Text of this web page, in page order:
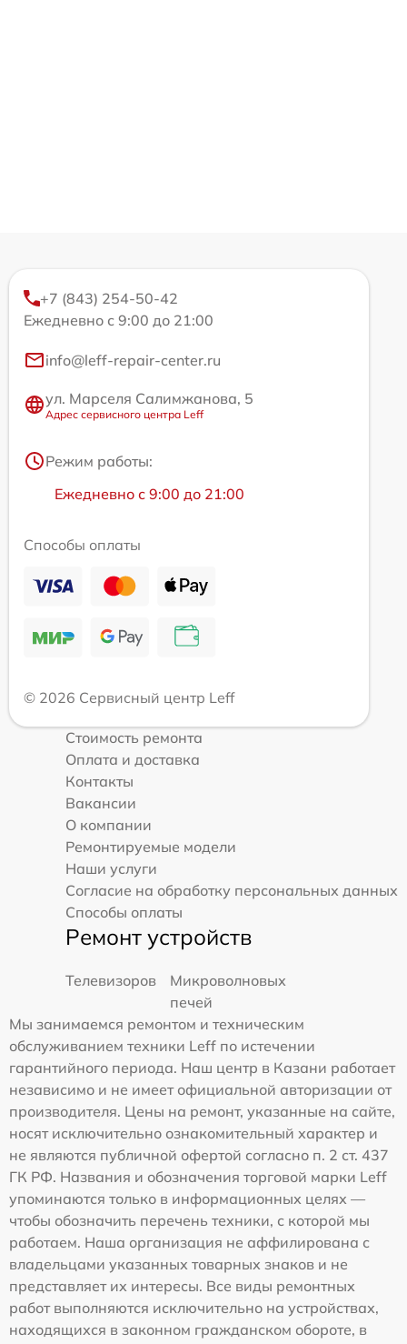
+7 (843) 254-50-42
Ежедневно с 9:00 до 21:00
info@leff-repair-center.ru
ул. Марселя Салимжанова, 5
Адрес сервисного центра Leff
Режим работы:
Ежедневно с 9:00 до 21:00
Способы оплаты
© 2026 Сервисный центр Leff
Стоимость ремонта
Оплата и доставка
Контакты
Вакансии
О компании
Ремонтируемые модели
Наши услуги
Согласие на обработку персональных данных
Способы оплаты
Ремонт устройств
Телевизоров
Микроволновых
печей
Мы занимаемся ремонтом и техническим
обслуживанием техники Leff по истечении
гарантийного периода. Наш центр в Казани работает
независимо и не имеет официальной авторизации от
производителя. Цены на ремонт, указанные на сайте,
носят исключительно ознакомительный характер и
не являются публичной офертой согласно п. 2 ст. 437
ГК РФ. Названия и обозначения торговой марки Leff
упоминаются только в информационных целях —
чтобы обозначить перечень техники, с которой мы
работаем. Наша организация не аффилирована с
владельцами указанных товарных знаков и не
представляет их интересы. Все виды ремонтных
работ выполняются исключительно на устройствах,
находящихся в законном гражданском обороте, в